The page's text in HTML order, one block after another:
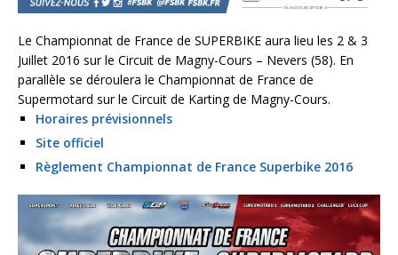
Le Championnat de France de SUPERBIKE aura lieu les 2 & 3
Juillet 2016 sur le Circuit de Magny-Cours – Nevers (58). En
parallèle se déroulera le Championnat de France de
Supermotard sur le Circuit de Karting de Magny-Cours.
Horaires prévisionnels
Site officiel
Règlement Championnat de France Superbike 2016